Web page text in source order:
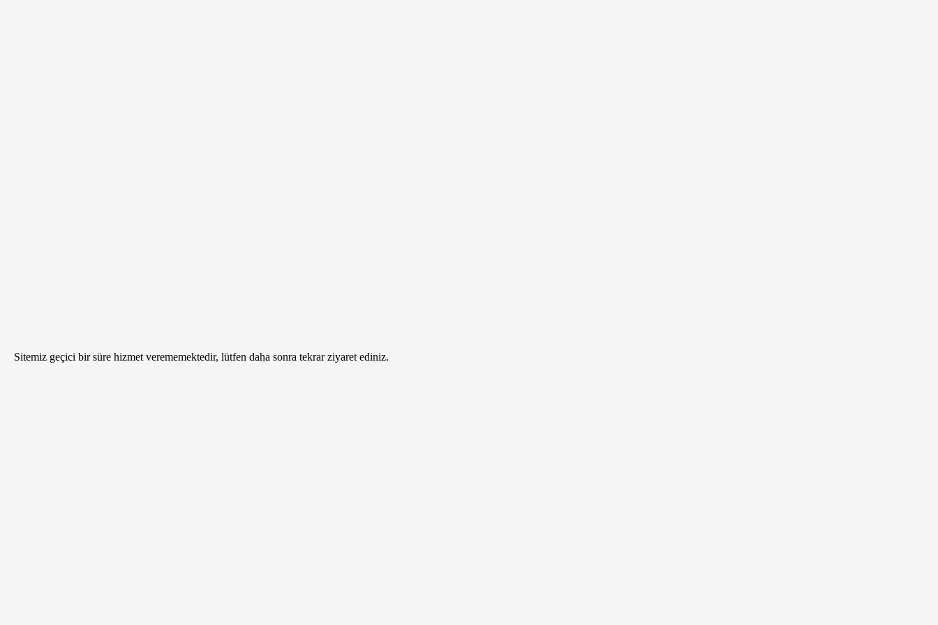
Sitemiz geçici bir süre hizmet verememektedir, lütfen daha sonra tekrar ziyaret ediniz.